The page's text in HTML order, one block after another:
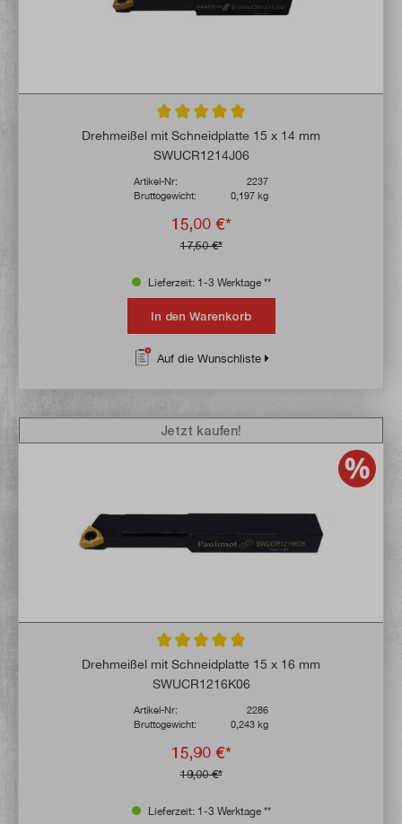
Durchschnittliche Bewertung von 5 von 5
Drehmeißel mit Schneidplatte 15 x 14 mm
SWUCR1214J06
Artikel-Nr:
2237
Bruttogewicht:
0,197 kg
15,00 €*
17,50 €*
Lieferzeit: 1-3 Werktage **
In den Warenkorb
Auf die Wunschliste
Durchschnittliche Bewertung von 5 von 5
Drehmeißel mit Schneidplatte 15 x 16 mm
SWUCR1216K06
Artikel-Nr:
2286
Bruttogewicht:
0,243 kg
15,90 €*
19,00 €*
Jetzt kaufen!
Lieferzeit: 1-3 Werktage **